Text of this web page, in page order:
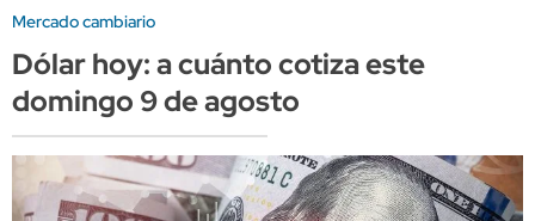
Mercado cambiario
Dólar hoy: a cuánto cotiza este
domingo 9 de agosto